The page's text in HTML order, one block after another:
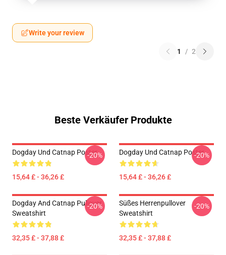
Write your review
1 / 2
Beste Verkäufer Produkte
Dogday Und Catnap Poster
15,64 £ - 36,26 £
-20% Dogday Und Catnap Poster
15,64 £ - 36,26 £
-20%
Dogday And Catnap Pullover
Sweatshirt
32,35 £ - 37,88 £
-20%
Süßes Herrenpullover
Sweatshirt
32,35 £ - 37,88 £
-20%